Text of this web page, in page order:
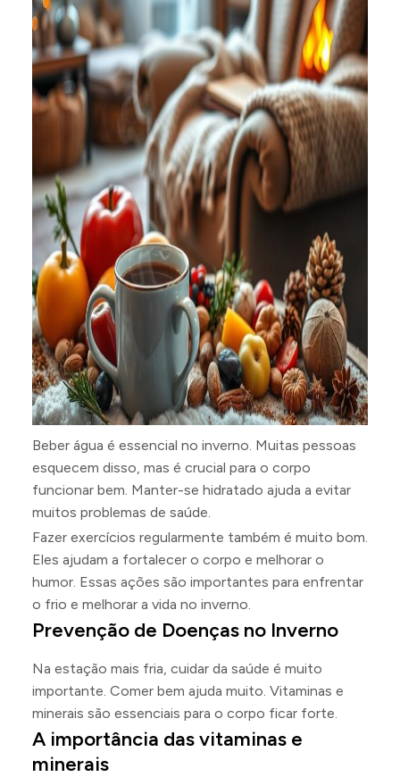
Beber água é essencial no inverno. Muitas pessoas
esquecem disso, mas é crucial para o corpo
funcionar bem. Manter-se hidratado ajuda a evitar
muitos problemas de saúde.
Fazer exercícios regularmente também é muito bom.
Eles ajudam a fortalecer o corpo e melhorar o
humor. Essas ações são importantes para enfrentar
o frio e melhorar a vida no inverno.
Prevenção de Doenças no Inverno
Na estação mais fria, cuidar da saúde é muito
importante. Comer bem ajuda muito. Vitaminas e
minerais são essenciais para o corpo ficar forte.
A importância das vitaminas e
minerais